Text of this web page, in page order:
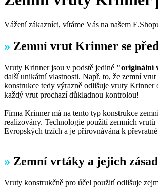
Vážení zákazníci, vítáme Vás na našem
» Zemní vrut Krinner se
Vruty Krinner jsou v podstě jediné "originální
další unikátní vlastnosti. Např. to, že zemní
konstrukce tedy výrazně odlišuje vruty Krinner
každý vrut prochazí důkladnou kontrolou!
Firma Krinner má na tento typ konstrukce
realizovány. Technologie použití zemních
Evropských trzích a je přirovnávána k
» Zemní vrtáky a jejich
Vruty konstrukčně pro účel použití odlišuje